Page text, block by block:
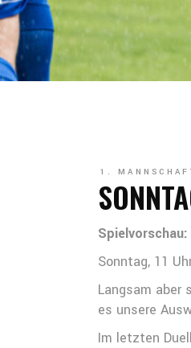
1.
Sonntag, 11
Langsam aber
es unsere
Im letzten